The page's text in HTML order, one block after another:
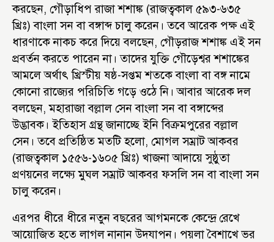
করছেন, গৌড়াধিপ রাজা শশাঙ্ক (রাজত্বকাল ৫৯৩-৬৩৫
খ্রিঃ) বাংলা সন বা বঙ্গাব্দ চালু করেন। তবে আরেক পক্ষ এই
ধারণাকে নাকচ করে দিয়ে বলছেন, গৌড়রাজ শশাঙ্ক এই সন
প্রবর্তন করতে পারেন না। তাদের যুক্তি গৌড়েশ্বর শশাঙ্কের
আমলে অর্থাৎ খ্রিস্টীয় ষষ্ঠ-সপ্তম শতকে বাংলা বা বঙ্গ নামে
কোনো রাজ্যের পরিচিতি গড়ে ওঠে নি। আবার আরেক দল
বলছেন, মহারাজা বল্লাল সেন বাংলা সন বা বঙ্গাব্দের
উদ্ভাবক। ইতিহাস গ্রন্থ জানাচ্ছে ইনি বিক্রমপুরের বল্লাল
সেন। তবে প্রতিষ্ঠিত মতটি হলো, মোগল সম্রাট আকবর
(রাজত্বকাল ১৫৫৬-১৬০৫ খ্রিঃ) খাজনা আদায়ে সুষ্ঠুতা
প্রণয়নের লক্ষ্যে মুঘল সম্রাট আকবর ফসলি সন বা বাংলা সন
চালু করেন।
এরপর ধীরে ধীরে নতুন বছরের আগমনকে কেন্দ্রে রেখে
আয়োজিত হতে লাগল নানান উদযাপন। পয়লা বৈশাখে ভর